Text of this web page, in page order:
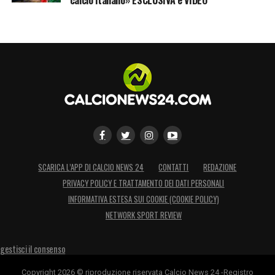
SCARICA L’APP DI CALCIO NEWS 24 CONTATTI
REDAZIONE
PRIVACY POLICY E TRATTAMENTO DEI DATI PERSONALI
INFORMATIVA ESTESA SUI COOKIE (COOKIE POLICY)
NETWORK SPORT REVIEW
gestisci il consenso
Copyright 2026 © riproduzione riservata Calcio News 24 -Registro